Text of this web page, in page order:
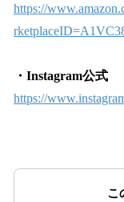
https://
・Instagram公式
https://
こ